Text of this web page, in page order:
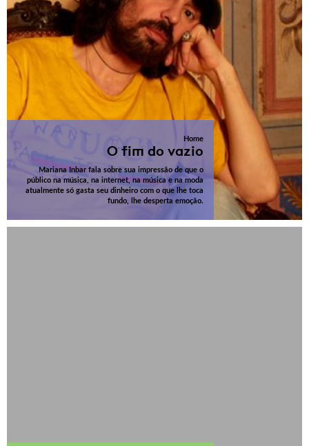
Home
O fim do vazio
Mariana Inbar fala sobre sua impressão de que o
público na música, na internet, na música e na moda
atualmente só gasta seu dinheiro com o que lhe toca
fundo, lhe desperta emoção.